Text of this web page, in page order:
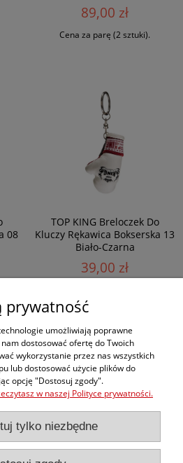
89,00 zł
Cena za parę (2 sztuki).
08
TOP KING Breloczek Do
Kluczy Rękawica Bokserska 13
Biało-Czarna
39,00 zł
konto
prywatność
umożliwiają poprawne
dostosować ofertę do Twoich
wykorzystanie przez nas wszystkich
lub dostosować użycie plików do
opcję "Dostosuj zgody".
w naszej Polityce prywatności.
tylko niezbędne